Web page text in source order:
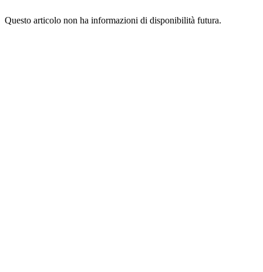
Questo articolo non ha informazioni di disponibilità futura.